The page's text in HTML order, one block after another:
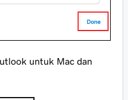
untuk Mac dan